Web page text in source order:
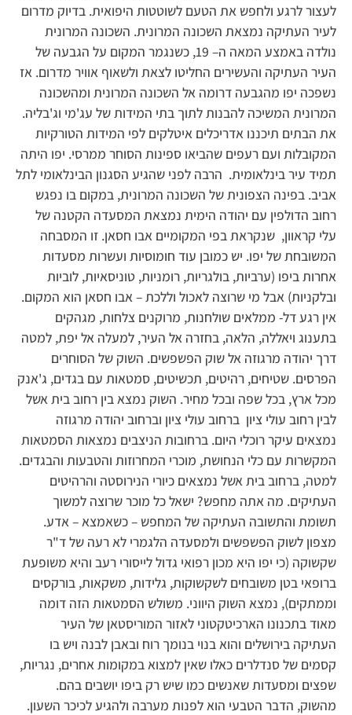
לעצור לרגע ולחפש את הטעם לשוטטות היפואית. בדיוק מדרום
לעיר העתיקה נמצאת השכונה המרונית. השכונה המרונית
נולדה באמצע המאה ה– 19, כשנגמר המקום על הגבעה של
העיר העתיקה והעשירים החליטו לצאת ולשאוף אוויר מדרום. אז
נשפכה יפו מהגבעה דרומה אל השכונה המרונית ומהשכונה
המרונית המשיכה להבנות לתוך בתי המידות של עג'מי וג'בליה.
את הבתים תיכננו אדריכלים איטלקים לפי המידות הטורקיות
המקובלות ועם רעפים שהביאו ספינות הסוחר ממרסי. יפו היתה
תמיד עיר בינלאומית. הרבה לפני שהגיע הסגנון הבינלאומי לתל
אביב. בפינה הצפונית של השכונה המרונית, במקום בו נפגש
רחוב הדולפין עם יהודה הימית נמצאת המסעדה הקטנה של
עלי קראוון, שנקראת בפי המקומיים אבו חסאן. זו המסבחה
המשובחת של יפו. יש כמובן עוד חומוסיות ועשרות מסעדות
אחרות ביפו (ערביות, בולגריות, רומניות, טוניסאיות, לוביות
ובלקניות) אבל מי שרוצה לאכול וללכת – אבו חסאן הוא המקום.
אין רגע דל- ממלאים שולחנות, מרוקנים צלחות, מגהקים
בתענוג ויאללה, הלאה, בחזרה אל העיר, למעלה אל יפת, למטה
דרך יהודה מרגוזה אל שוק הפשפשים. השוק של הסוחרים
הפרסים. שטיחים, רהיטים, תכשיטים, סמטאות עם בגדים, ג'אנק
מכל ארץ, בכל שפה ובכל מחיר. השוק נמצא בין רחוב בית אשל
לבין רחוב עולי ציון ברחוב עולי ציון וברחוב יהודה מרגוזה
נמצאים עיקר רוכלי היום. ברחובות הניצבים נמצאות הסמטאות
המקשרות עם כלי הנחושת, מוכרי המחרוזות והטבעות והבגדים.
למטה, ברחוב בית אשל נמצאים כיורי הנירוסטה והרהיטים
העתיקים. מה אתה מחפש? ישאל כל מוכר שרוצה למשוך
תשומת והתשובה העתיקה של המחפש – כשאמצא – אדע.
מצפון לשוק הפשפשים ולמסעדה הלגמרי לא רעה של ד"ר
שקשוקה (כי יפו היא מכון רפואי גדול לייסורי רעב והיא משופעת
ברופאי בטן משובחים לשקשוקות, גלידות, משקאות, בורקסים
וממתקים), נמצא השוק היווני. משולש הסמטאות הזה דומה
מאוד בתכנונו הארכיטקטוני לאזור המוריסטאן של העיר
העתיקה בירושלים והוא בנוי בנומך רוח ובאבן לבנה ויש בו
קסמים של סנדלרים כאלו שאין למצוא במקומות אחרים, נגריות,
שפצים ומסעדות שאנשים כמו שיש רק ביפו יושבים בהם.
מהשוק, הדבר הטבעי הוא לפנות מערבה ולהגיע לכיכר השעון.